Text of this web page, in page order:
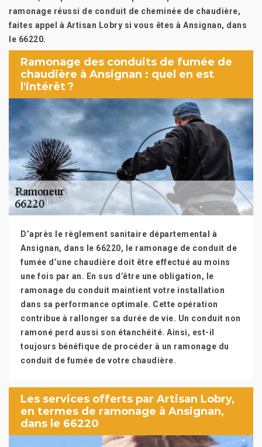
ramonage réussi de conduit de cheminée de chaudière,
faites appel à Artisan Lobry si vous êtes à Ansignan, dans
le 66220.
Ramonage des conduits de fumée de
chaudière à Ansignan : quel en est
l'intérêt ?
D’après le règlement sanitaire départemental à
Ansignan, dans le 66220, le ramonage de conduit de
fumée d’une chaudière doit être effectué au moins
une fois par an. En sus d’être une obligation, le
ramonage du conduit maintient votre installation
dans sa performance optimale. Cette opération
contribue à rallonger sa durée de vie. Un conduit non
ramoné perd aussi son étanchéité. Ainsi, est-il
toujours bénéfique de procéder à un ramonage du
conduit de fumée de votre chaudière.
Les services offerts par Artisan Lobry,
en termes de ramonage à Ansignan,
dans le 66220